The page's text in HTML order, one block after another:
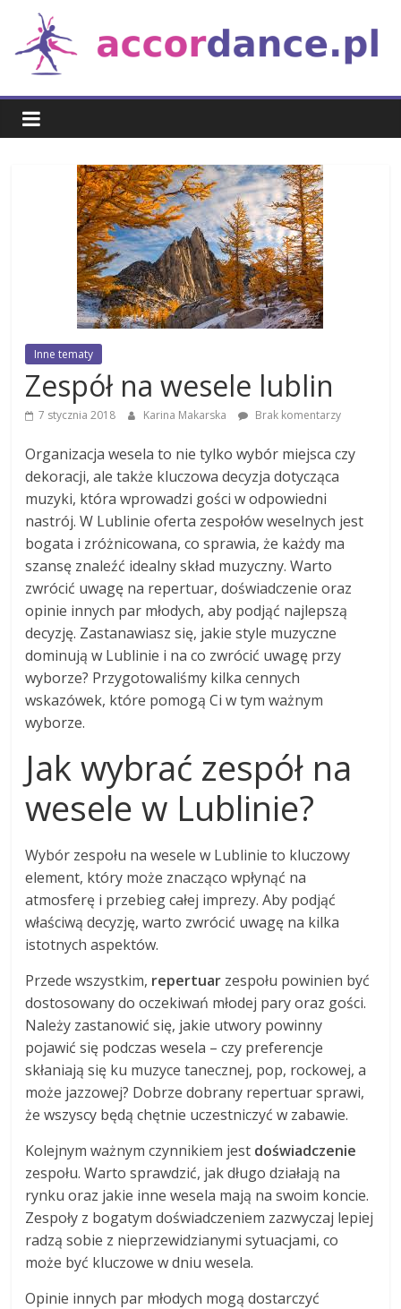
content
Taniec
i
muzyka
Inne tematy
Zespół na wesele lublin
7 stycznia 2018 Karina Makarska Brak komentarzy
Organizacja wesela to nie tylko wybór miejsca czy
dekoracji, ale także kluczowa decyzja dotycząca
muzyki, która wprowadzi gości w odpowiedni
nastrój. W Lublinie oferta zespołów weselnych jest
bogata i zróżnicowana, co sprawia, że każdy ma
szansę znaleźć idealny skład muzyczny. Warto
zwrócić uwagę na repertuar, doświadczenie oraz
opinie innych par młodych, aby podjąć najlepszą
decyzję. Zastanawiasz się, jakie style muzyczne
dominują w Lublinie i na co zwrócić uwagę przy
wyborze? Przygotowaliśmy kilka cennych
wskazówek, które pomogą Ci w tym ważnym
wyborze.
Jak wybrać zespół na
wesele w Lublinie?
Wybór zespołu na wesele w Lublinie to kluczowy
element, który może znacząco wpłynąć na
atmosferę i przebieg całej imprezy. Aby podjąć
właściwą decyzję, warto zwrócić uwagę na kilka
istotnych aspektów.
Przede wszystkim, repertuar zespołu powinien być
dostosowany do oczekiwań młodej pary oraz gości.
Należy zastanowić się, jakie utwory powinny
pojawić się podczas wesela – czy preferencje
skłaniają się ku muzyce tanecznej, pop, rockowej, a
może jazzowej? Dobrze dobrany repertuar sprawi,
że wszyscy będą chętnie uczestniczyć w zabawie.
Kolejnym ważnym czynnikiem jest doświadczenie
zespołu. Warto sprawdzić, jak długo działają na
rynku oraz jakie inne wesela mają na swoim koncie.
Zespoły z bogatym doświadczeniem zazwyczaj lepiej
radzą sobie z nieprzewidzianymi sytuacjami, co
może być kluczowe w dniu wesela.
Opinie innych par młodych mogą dostarczyć